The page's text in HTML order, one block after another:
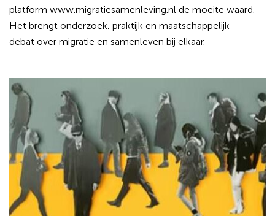
platform www.migratiesamenleving.nl de moeite waard.
Het brengt onderzoek, praktijk en maatschappelijk
debat over migratie en samenleven bij elkaar.